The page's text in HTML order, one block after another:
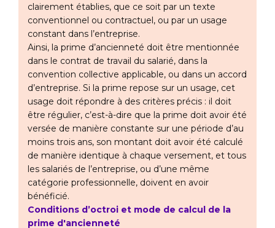
clairement établies, que ce soit par un texte
conventionnel ou contractuel, ou par un usage
constant dans l’entreprise.
Ainsi, la prime d’ancienneté doit être mentionnée
dans le contrat de travail du salarié, dans la
convention collective applicable, ou dans un accord
d’entreprise. Si la prime repose sur un usage, cet
usage doit répondre à des critères précis : il doit
être régulier, c’est-à-dire que la prime doit avoir été
versée de manière constante sur une période d’au
moins trois ans, son montant doit avoir été calculé
de manière identique à chaque versement, et tous
les salariés de l’entreprise, ou d’une même
catégorie professionnelle, doivent en avoir
bénéficié.
Conditions d’octroi et mode de calcul de la
prime d'ancienneté